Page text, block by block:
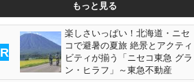
もっと見る
楽しさいっぱい！北海道・ニセ
コで避暑の夏旅 絶景とアクティ
ビティが揃う「ニセコ東急 グラ
ン・ヒラフ」～東急不動産